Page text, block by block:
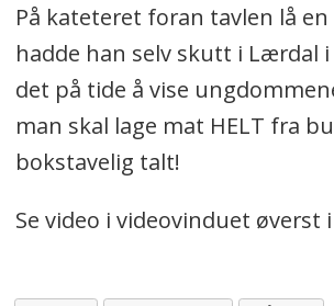
På kateteret foran tavlen lå
hadde han selv skutt i Lærdal i
det på tide å vise
man skal lage mat HELT fra
bokstavelig talt!
Se video i videovinduet øverst